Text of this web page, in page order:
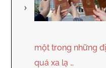
một trong những
quá xa lạ …